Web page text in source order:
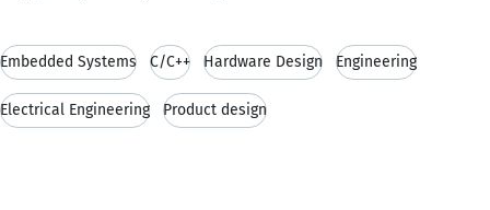
Embedded Systems C/C++ Hardware Design Engineering
Electrical Engineering Product design